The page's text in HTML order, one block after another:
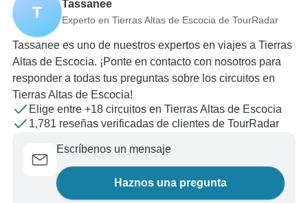
T Tassanee
Experto en Tierras Altas de Escocia de TourRadar
Tassanee es uno de nuestros expertos en viajes a Tierras
Altas de Escocia. ¡Ponte en contacto con nosotros para
responder a todas tus preguntas sobre los circuitos en
Tierras Altas de Escocia!
Elige entre +18 circuitos en Tierras Altas de Escocia
1,781 reseñas verificadas de clientes de TourRadar
Escríbenos un mensaje
Haznos una pregunta